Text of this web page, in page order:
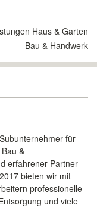
Haus & Garten
Bau & Handwerk
für
&
erfahrener Partner
bieten wir mit
professionelle
und viele